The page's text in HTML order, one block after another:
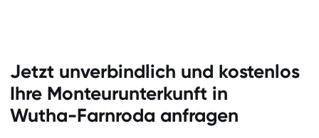
Jetzt unverbindlich und kostenlos
Ihre Monteurunterkunft in
Wutha-Farnroda anfragen